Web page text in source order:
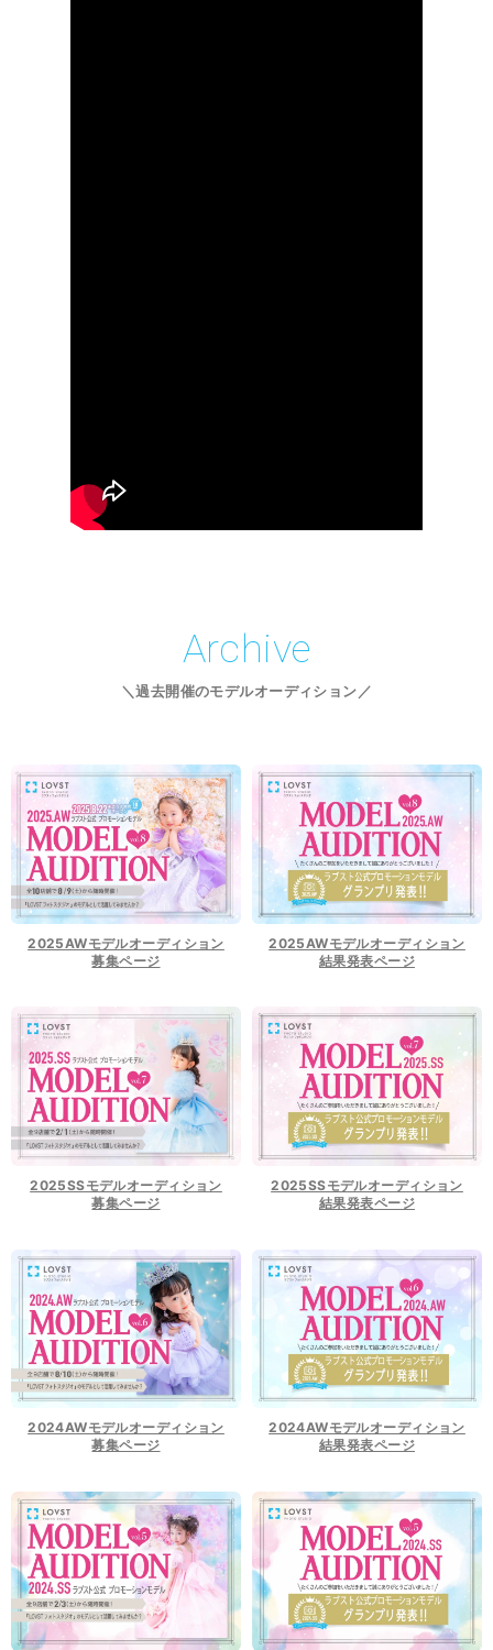
Archive
＼過去開催のモデルオーディション／
2025AWモデルオーディション
募集ページ
2025AWモデルオーディション
結果発表ページ
2025SSモデルオーディション
募集ページ
2025SSモデルオーディション
結果発表ページ
2024AWモデルオーディション
募集ページ
2024AWモデルオーディション
結果発表ページ